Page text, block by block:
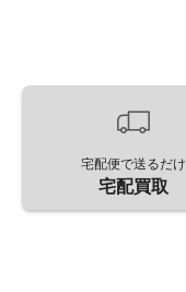
宅配便で送るだけ
宅配買取